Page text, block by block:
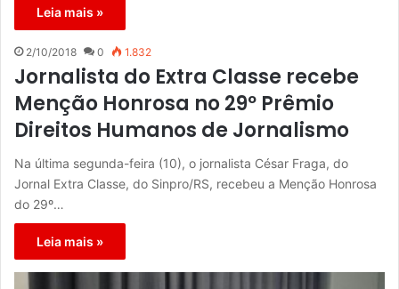
Leia mais »
2/10/2018 0 1.832
Jornalista do Extra Classe recebe
Menção Honrosa no 29º Prêmio
Direitos Humanos de Jornalismo
Na última segunda-feira (10), o jornalista César Fraga, do
Jornal Extra Classe, do Sinpro/RS, recebeu a Menção Honrosa
do 29º…
Leia mais »